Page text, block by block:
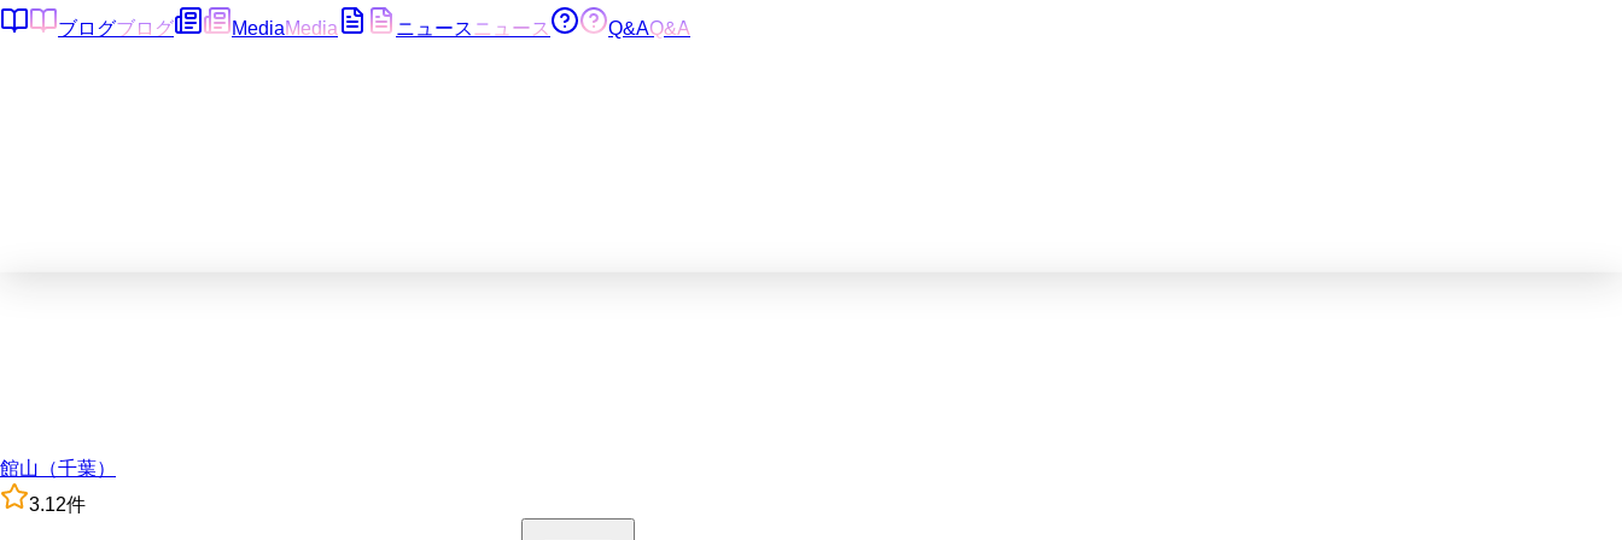
ブログブログ MediaMedia ニュース ニュース Q&AQ&A
館山（千葉）
3.12件